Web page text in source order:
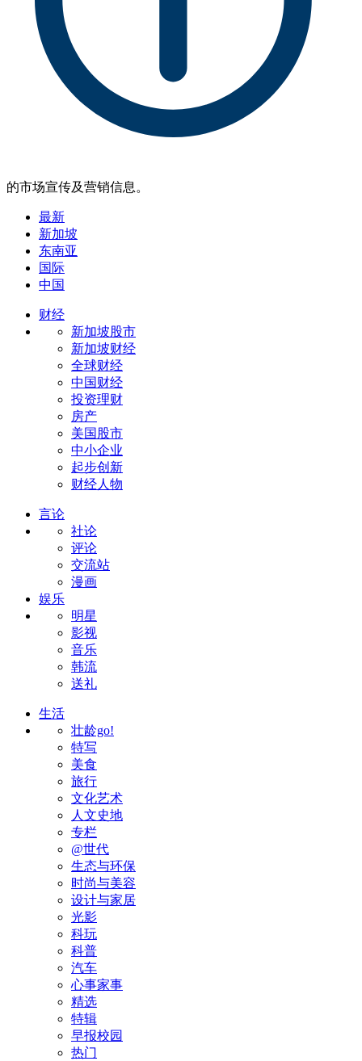
的市场宣传及营销信息。
最新
新加坡
东南亚
国际
中国
财经
新加坡股市
新加坡财经
全球财经
中国财经
投资理财
房产
美国股市
中小企业
起步创新
财经人物
言论
社论
评论
交流站
漫画
娱乐
明星
影视
音乐
韩流
送礼
生活
壮龄go!
特写
美食
旅行
文化艺术
人文史地
专栏
@世代
生态与环保
时尚与美容
设计与家居
光影
科玩
科普
汽车
心事家事
精选
特辑
早报校园
热门